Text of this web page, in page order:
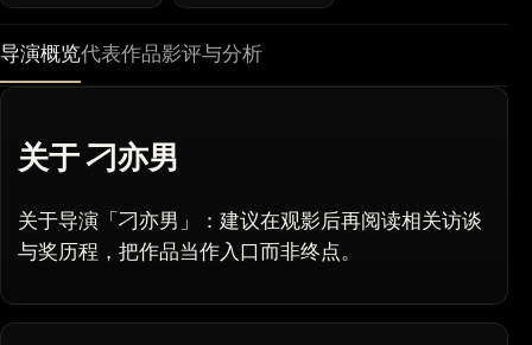
导演概览代表作品影评与分析
关于 刁亦男
关于导演「刁亦男」：建议在观影后再阅读相关访谈
与奖历程，把作品当作入口而非终点。